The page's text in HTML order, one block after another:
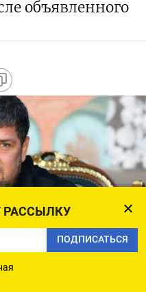
ПОДПИСАТЬСЯ
объявленного